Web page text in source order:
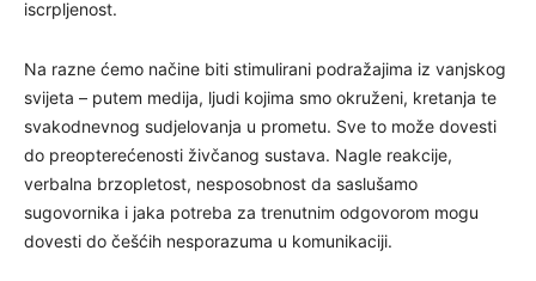
iscrpljenost.
Na razne ćemo načine biti stimulirani podražajima iz vanjskog
svijeta – putem medija, ljudi kojima smo okruženi, kretanja te
svakodnevnog sudjelovanja u prometu. Sve to može dovesti
do preopterećenosti živčanog sustava. Nagle reakcije,
verbalna brzopletost, nesposobnost da saslušamo
sugovornika i jaka potreba za trenutnim odgovorom mogu
dovesti do češćih nesporazuma u komunikaciji.